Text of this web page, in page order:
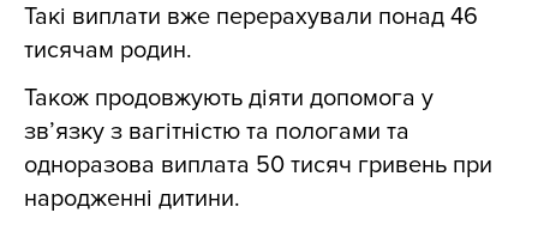
Такі виплати вже перерахували понад 46
тисячам родин.
Також продовжують діяти допомога у
зв’язку з вагітністю та пологами та
одноразова виплата 50 тисяч гривень при
народженні дитини.